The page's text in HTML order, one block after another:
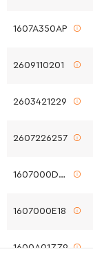
1607A350AP
2609110201
2603421229
2607226257
1607000DM8
1607000E18
1600A01ZZ9